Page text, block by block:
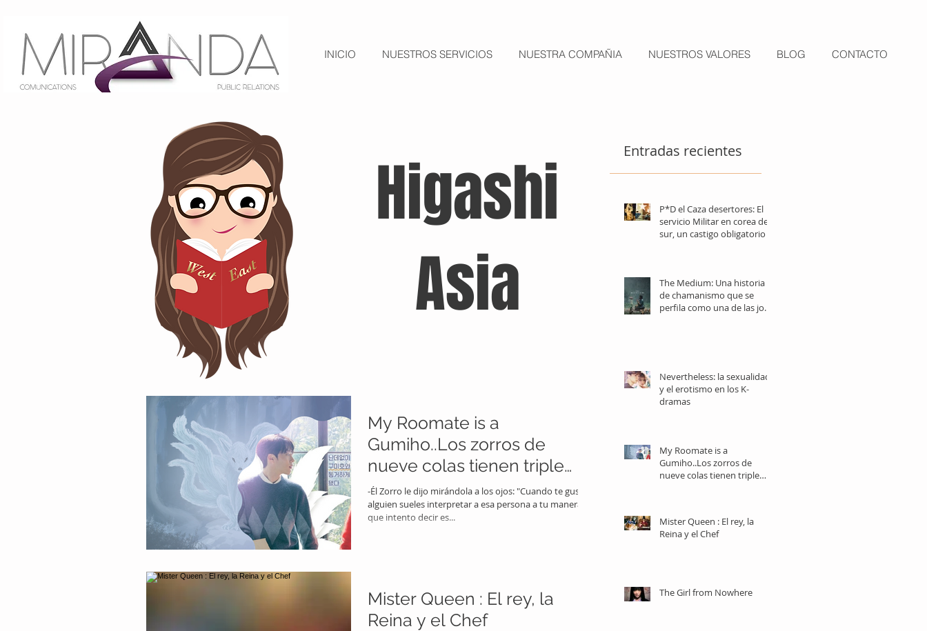
INICIO NUESTROS SERVICIOS NUESTRA COMPAÑIA NUESTROS VALORES BLOG CONTACTO
Higashi
Asia
Entradas recientes
My Roomate is a
Gumiho..Los zorros de
nueve colas tienen triple
nacionalidad.
-Él Zorro le dijo mirándola a los ojos: "Cuando te gusta
alguien sueles interpretar a esa persona a tu manera, lo
que intento decir es...
Mister Queen : El rey, la
Reina y el Chef
P*D el Caza desertores: El
servicio Militar en corea del
sur, un castigo obligatorio
The Medium: Una historia
de chamanismo que se
perfila como una de las joya
Nevertheless: la sexualidad
y el erotismo en los K-
dramas
My Roomate is a
Gumiho..Los zorros de
nueve colas tienen triple
Mister Queen : El rey, la
Reina y el Chef
The Girl from Nowhere